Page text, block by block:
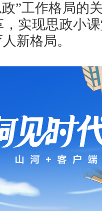
”工作格局的
，实现思政小
新格局。